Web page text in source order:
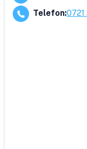
Telefon: